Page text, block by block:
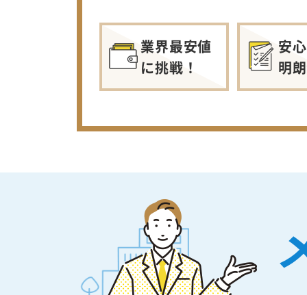
業界最安値
に挑戦！
安
明